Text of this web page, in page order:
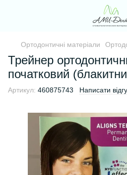
Ортодонтичні матеріали
Трейнер
початковий
Артикул: 460875743 Написати